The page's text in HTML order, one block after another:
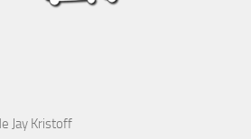
Jay Kristoff